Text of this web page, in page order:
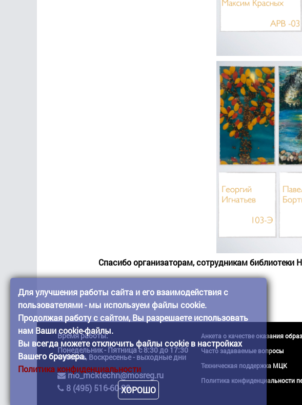
Спасибо организаторам, сотрудникам библиотеки
Время работы:
Понедельник - Пятница с 8:30 до 17:30
Суббота, Воскресенье - выходные дни
mo_mcktechn@mosreg.ru
8 (495) 516-60-38
Анкета о качестве оказания
Часто задаваемые вопросы
Техническая поддержка МЦК
Политика конфиденциальности
Для улучшения работы сайта и его взаимодействия с
пользователями - мы используем файлы cookie.
Продолжая работу с сайтом, Вы разрешаете использовать
нам Ваши cookie-файлы.
Вы всегда можете отключить файлы cookie в настройках
Вашего браузера.
Политика конфиденциальности
ХОРОШО